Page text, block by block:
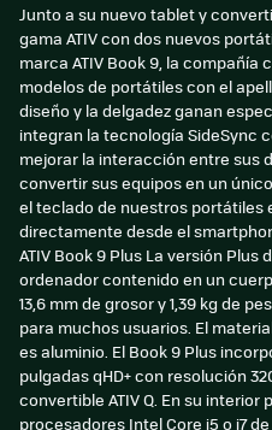
Junto a su nuevo tablet y
gama ATIV con dos nuevos
marca ATIV Book 9, la
modelos de portátiles con el
diseño y la delgadez ganan
integran la tecnología SideSync
mejorar la interacción entre sus
convertir sus equipos en un
el teclado de nuestros portátiles
directamente desde el
ATIV Book 9 Plus La versión Plus
ordenador contenido en un
13,6 mm de grosor y 1,39 kg de
para muchos usuarios. El
es aluminio. El Book 9 Plus
pulgadas qHD+ con resolución
convertible ATIV Q. En su
procesadores Intel Core i5 o i7